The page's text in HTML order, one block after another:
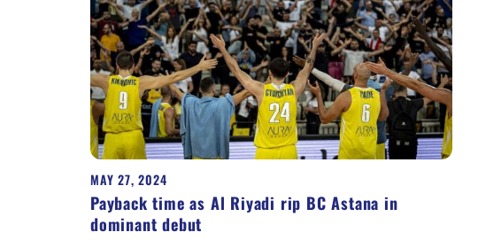
MAY 27, 2024
Payback time as Al Riyadi rip BC Astana in
dominant debut